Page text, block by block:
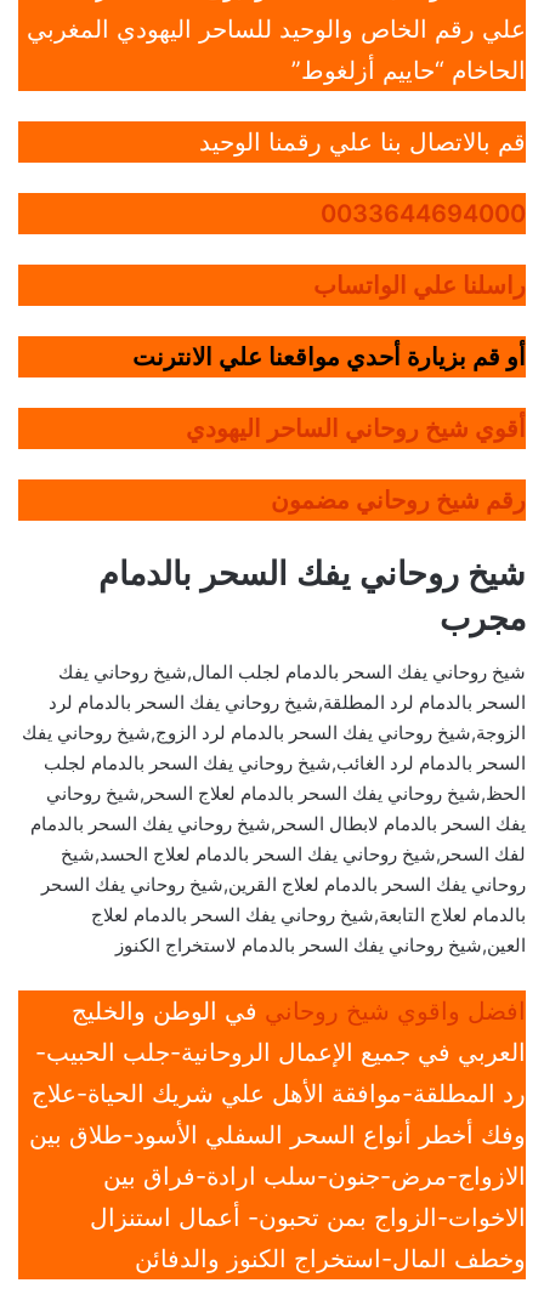
علي رقم الخاص والوحيد للساحر اليهودي المغربي
الحاخام “حاييم أزلغوط”
قم بالاتصال بنا علي رقمنا الوحيد
0033644694000
راسلنا علي الواتساب
أو قم بزيارة أحدي مواقعنا علي الانترنت
أقوي شيخ روحاني الساحر اليهودي
رقم شيخ روحاني مضمون
شيخ روحاني يفك السحر بالدمام
مجرب
شيخ روحاني يفك السحر بالدمام لجلب المال,شيخ روحاني يفك
السحر بالدمام لرد المطلقة,شيخ روحاني يفك السحر بالدمام لرد
الزوجة,شيخ روحاني يفك السحر بالدمام لرد الزوج,شيخ روحاني يفك
السحر بالدمام لرد الغائب,شيخ روحاني يفك السحر بالدمام لجلب
الحظ,شيخ روحاني يفك السحر بالدمام لعلاج السحر,شيخ روحاني
يفك السحر بالدمام لابطال السحر,شيخ روحاني يفك السحر بالدمام
لفك السحر,شيخ روحاني يفك السحر بالدمام لعلاج الحسد,شيخ
روحاني يفك السحر بالدمام لعلاج القرين,شيخ روحاني يفك السحر
بالدمام لعلاج التابعة,شيخ روحاني يفك السحر بالدمام لعلاج
العين,شيخ روحاني يفك السحر بالدمام لاستخراج الكنوز
افضل واقوي شيخ روحاني في الوطن والخليج
العربي في جميع الإعمال الروحانية-جلب الحبيب-
رد المطلقة-موافقة الأهل علي شريك الحياة-علاج
وفك أخطر أنواع السحر السفلي الأسود-طلاق بين
الازواج-مرض-جنون-سلب ارادة-فراق بين
الاخوات-الزواج بمن تحبون- أعمال استنزال
وخطف المال-استخراج الكنوز والدفائن